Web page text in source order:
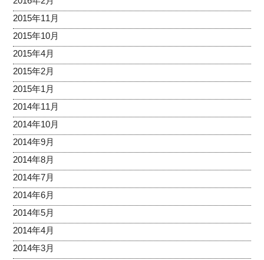
2015年11月
2015年10月
2015年4月
2015年2月
2015年1月
2014年11月
2014年10月
2014年9月
2014年8月
2014年7月
2014年6月
2014年5月
2014年4月
2014年3月